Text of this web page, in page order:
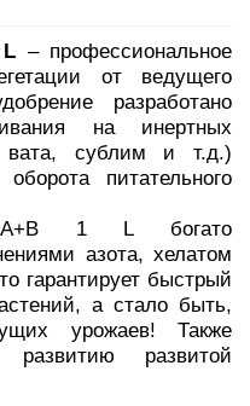
– профессиональное
от ведущего
разработано
на инертных
вата, сублим и т.д.)
питательного
1 L богато
азота, хелатом
гарантирует быстрый
а стало быть,
урожаев! Также
развитию развитой